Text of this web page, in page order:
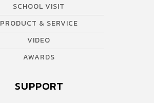
SCHOOL VISIT
PRODUCT & SERVICE
VIDEO
AWARDS
SUPPORT